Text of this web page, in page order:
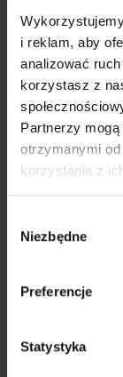
i reklam, aby
analizować
korzystasz z
Partnerzy
otrzymanymi
korzystania z
zgody
Niezbędne
Preferencje
Statystyka
odpowiednimi
eleganckie
podstawą
charakter.
z kolei uczynią
podczas urlopu.
Rozmaite
naszej
Nasza oferta
najbardziej
spódnice w
olśniewają
dobierzesz